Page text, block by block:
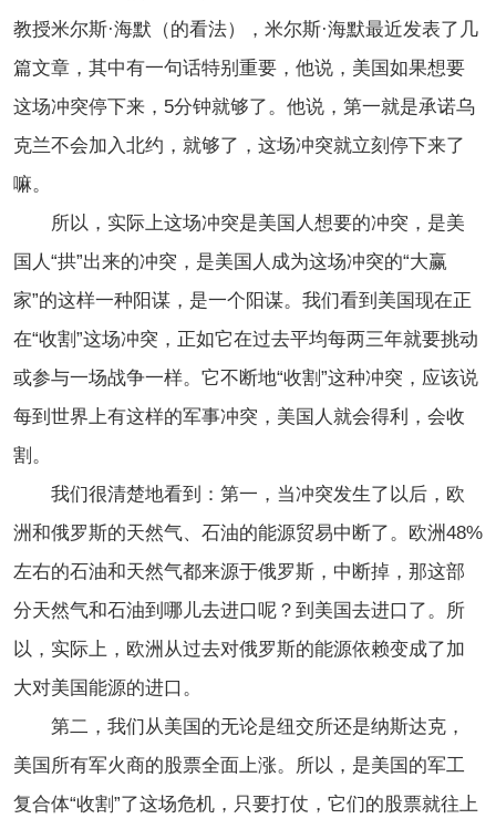
教授米尔斯·海默（的看法），米尔斯·海默最近发表了几
篇文章，其中有一句话特别重要，他说，美国如果想要
这场冲突停下来，5分钟就够了。他说，第一就是承诺乌
克兰不会加入北约，就够了，这场冲突就立刻停下来了
嘛。
所以，实际上这场冲突是美国人想要的冲突，是美
国人“拱”出来的冲突，是美国人成为这场冲突的“大赢
家”的这样一种阳谋，是一个阳谋。我们看到美国现在正
在“收割”这场冲突，正如它在过去平均每两三年就要挑动
或参与一场战争一样。它不断地“收割”这种冲突，应该说
每到世界上有这样的军事冲突，美国人就会得利，会收
割。
我们很清楚地看到：第一，当冲突发生了以后，欧
洲和俄罗斯的天然气、石油的能源贸易中断了。欧洲48%
左右的石油和天然气都来源于俄罗斯，中断掉，那这部
分天然气和石油到哪儿去进口呢？到美国去进口了。所
以，实际上，欧洲从过去对俄罗斯的能源依赖变成了加
大对美国能源的进口。
第二，我们从美国的无论是纽交所还是纳斯达克，
美国所有军火商的股票全面上涨。所以，是美国的军工
复合体“收割”了这场危机，只要打仗，它们的股票就往上